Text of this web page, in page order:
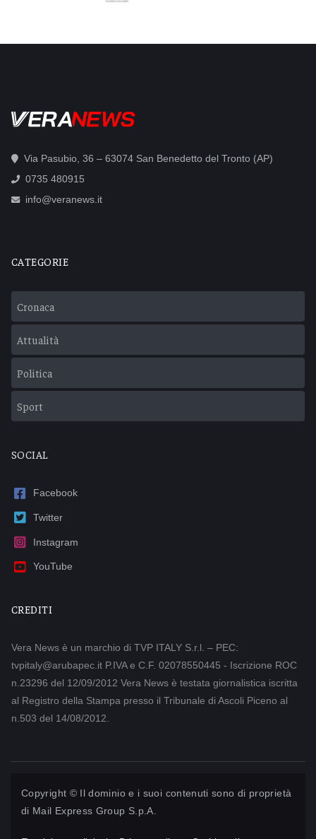
Via Pasubio, 36 – 63074 San Benedetto del Tronto (AP)
0735 480915
info@veranews.it
CATEGORIE
Cronaca
Attualità
Politica
Sport
SOCIAL
Facebook
Twitter
Instagram
YouTube
CREDITI
Vera News è un marchio di TVP ITALY S.r.l. – PEC:
tvpitaly@arubapec.it P.IVA e C.F. 02078550445 - Iscrizione ROC
n.23296 del 12/09/2012 Vera News è testata giornalistica iscritta
al Registro della Stampa presso il Tribunale di Ascoli Piceno al
n.503 del 14/08/2012.
Copyright © Il dominio e i suoi contenuti sono di proprietà
di Mail Express Group S.p.A.